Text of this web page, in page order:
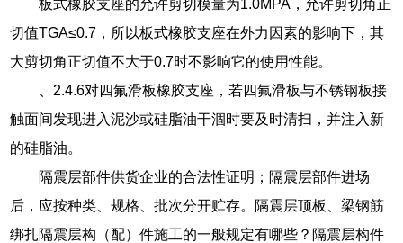
板式橡胶支座的允许剪切模量为1.0MPA，允许剪切角正
切值TGA≤0.7，所以板式橡胶支座在外力因素的影响下，其
大剪切角正切值不大于0.7时不影响它的使用性能。
、2.4.6对四氟滑板橡胶支座，若四氟滑板与不锈钢板接
触面间发现进入泥沙或硅脂油干涸时要及时清扫，并注入新
的硅脂油。
隔震层部件供货企业的合法性证明；隔震层部件进场
后，应按种类、规格、批次分开贮存。隔震层顶板、梁钢筋
绑扎隔震层构（配）件施工的一般规定有哪些？隔震层构件